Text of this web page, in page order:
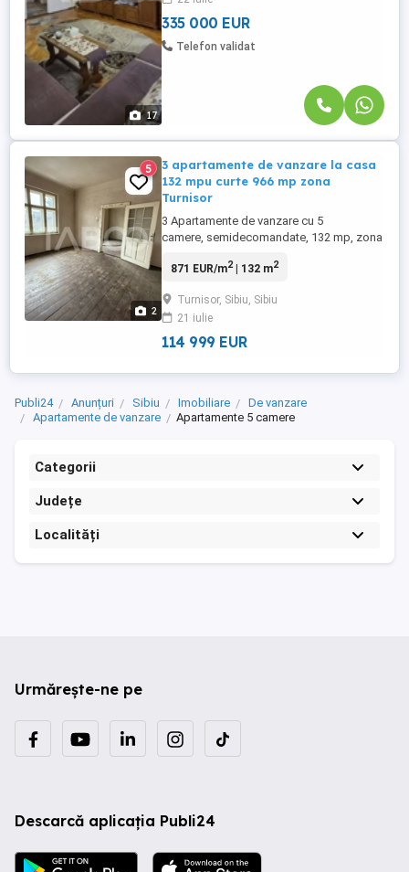
17
zona Piata Cluj, aflat la etajul 1 ...
335 000 EUR
Telefon validat
2
5
3 apartamente de vanzare la casa
132 mpu curte 966 mp zona
Turnisor
3 Apartamente de vanzare cu 5
camere, semidecomandate, 132 mp, zona
acestor apartamente: • Pivnita • Curte
apartamente de vanzare cu 5 camere,
semidecomandate, situate in localitatea
Sibiu, zona Turnisor, aflate ...
871 EUR/m2| 132 m2
Turnisor, Sibiu, Sibiu
21 iulie
114 999 EUR
Publi24 Anunțuri Sibiu Imobiliare
De vanzare
Apartamente de vanzare
Apartamente 5 camere
Categorii
Județe
Localități
Urmărește-ne pe
Descarcă aplicația Publi24